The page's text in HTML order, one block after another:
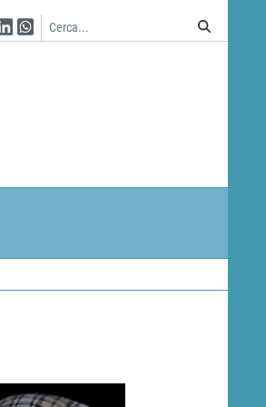
Facebook
su Twitter
su Instagram
su Linkedin
Seguici su WhatsApp